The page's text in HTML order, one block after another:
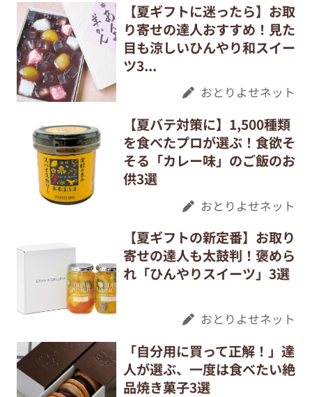
【夏ギフトに迷ったら】お取
り寄せの達人おすすめ！見た
目も涼しいひんやり和スイー
ツ3...
おとりよせネット
【夏バテ対策に】1,500種類
を食べたプロが選ぶ！食欲そ
そる「カレー味」のご飯のお
供3選
おとりよせネット
【夏ギフトの新定番】お取り
寄せの達人も太鼓判！褒めら
れ「ひんやりスイーツ」3選
おとりよせネット
「自分用に買って正解！」達
人が選ぶ、一度は食べたい絶
品焼き菓子3選